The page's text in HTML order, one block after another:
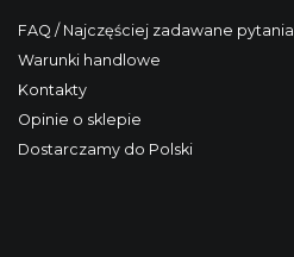
FAQ / Najczęściej zadawane pytania
Warunki handlowe
Kontakty
Opinie o sklepie
Dostarczamy do Polski